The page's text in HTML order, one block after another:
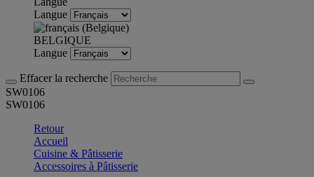
Langue
BELGIQUE
Langue
Effacer la recherche
SW0106
SW0106
Retour
Accueil
Cuisine & Pâtisserie
Accessoires à Pâtisserie